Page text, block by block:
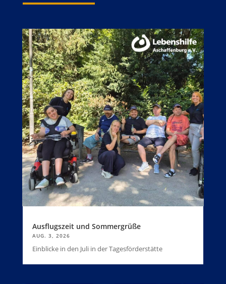
Ausflugszeit und Sommergrüße
AUG. 3, 2026
Einblicke in den Juli in der Tagesförderstätte